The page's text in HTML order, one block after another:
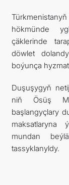
hökmünde
çäklerinde
döwlet
boýunça
Duşuşygyň
niň Ösüş
başlangyçlary
maksatlaryna
mundan
tassyklanyldy.